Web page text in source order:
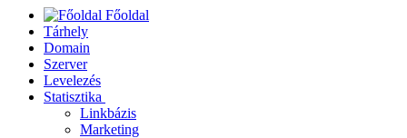
Főoldal
Tárhely
Domain
Szerver
Levelezés
Statisztika
Linkbázis
Marketing